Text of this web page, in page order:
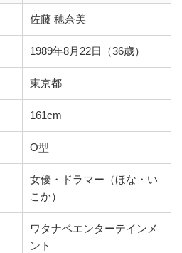
佐藤 穂奈美
1989年8月22日（36歳）
東京都
161cm
O型
女優・ドラマー（ほな・い
こか）
ワタナベエンターテインメ
ント